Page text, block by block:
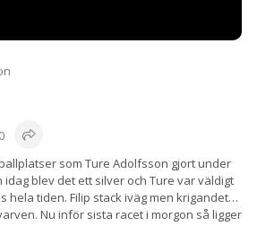
0
som Ture Adolfsson gjort under
blev det ett silver och Ture var väldigt
hela tiden. Filip stack iväg men krigandet
Nu inför sista racet i morgon så ligger